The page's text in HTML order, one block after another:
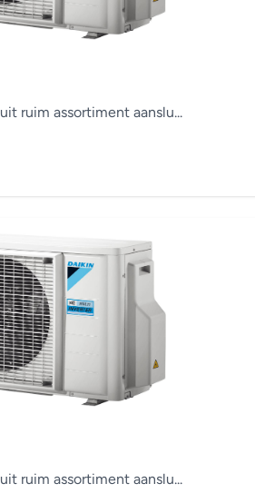
ruim assortiment aanslu...
ruim assortiment aanslu...